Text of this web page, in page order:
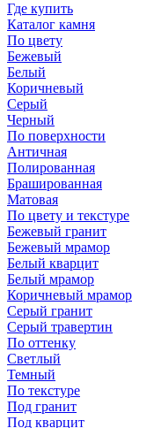
Где купить
Каталог камня
По цвету
Бежевый
Белый
Коричневый
Серый
Черный
По поверхности
Античная
Полированная
Брашированная
Матовая
По цвету и текстуре
Бежевый гранит
Бежевый мрамор
Белый кварцит
Белый мрамор
Коричневый мрамор
Серый гранит
Серый травертин
По оттенку
Светлый
Темный
По текстуре
Под гранит
Под кварцит